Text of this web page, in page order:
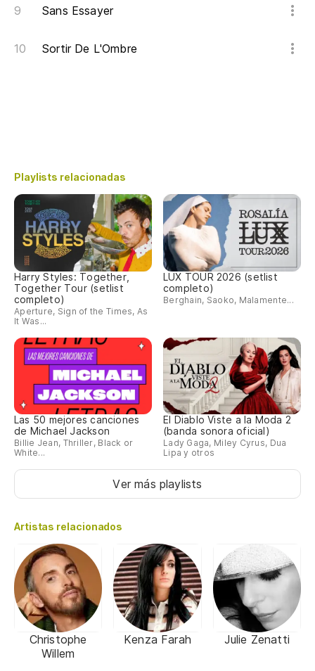
Sans Essayer
Sortir De L'Ombre
Playlists relacionadas
Harry Styles: Together,
Together Tour (setlist
completo)
Aperture, Sign of the Times, As
It Was...
LUX TOUR 2026 (setlist
completo)
Berghain, Saoko, Malamente...
Las 50 mejores canciones
de Michael Jackson
Billie Jean, Thriller, Black or
White...
El Diablo Viste a la Moda 2
(banda sonora oficial)
Lady Gaga, Miley Cyrus, Dua
Lipa y otros
Ver más playlists
Artistas relacionados
Christophe
Willem
Kenza Farah Julie Zenatti